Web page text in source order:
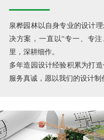
泉桦园林以自身专业的设计
决方案，一直以“专一、专
里，深耕细作。
多年造园设计经验积累为打
服务真诚，愿以我们的设计制